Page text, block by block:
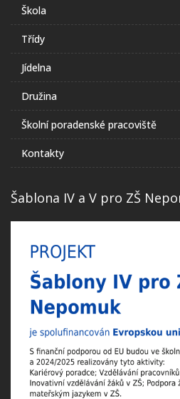
Škola
Třídy
Jídelna
Družina
Školní poradenské pracoviště
Kontakty
Šablona IV a V pro ZŠ